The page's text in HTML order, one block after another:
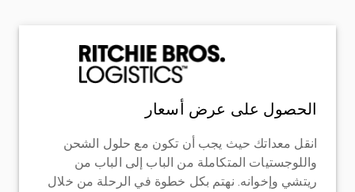
الحصول على عرض أسعار
انقل معداتك حيث يجب أن تكون مع حلول الشحن
واللوجستيات المتكاملة من الباب إلى الباب من
ريتشي وإخوانه. نهتم بكل خطوة في الرحلة من خلال